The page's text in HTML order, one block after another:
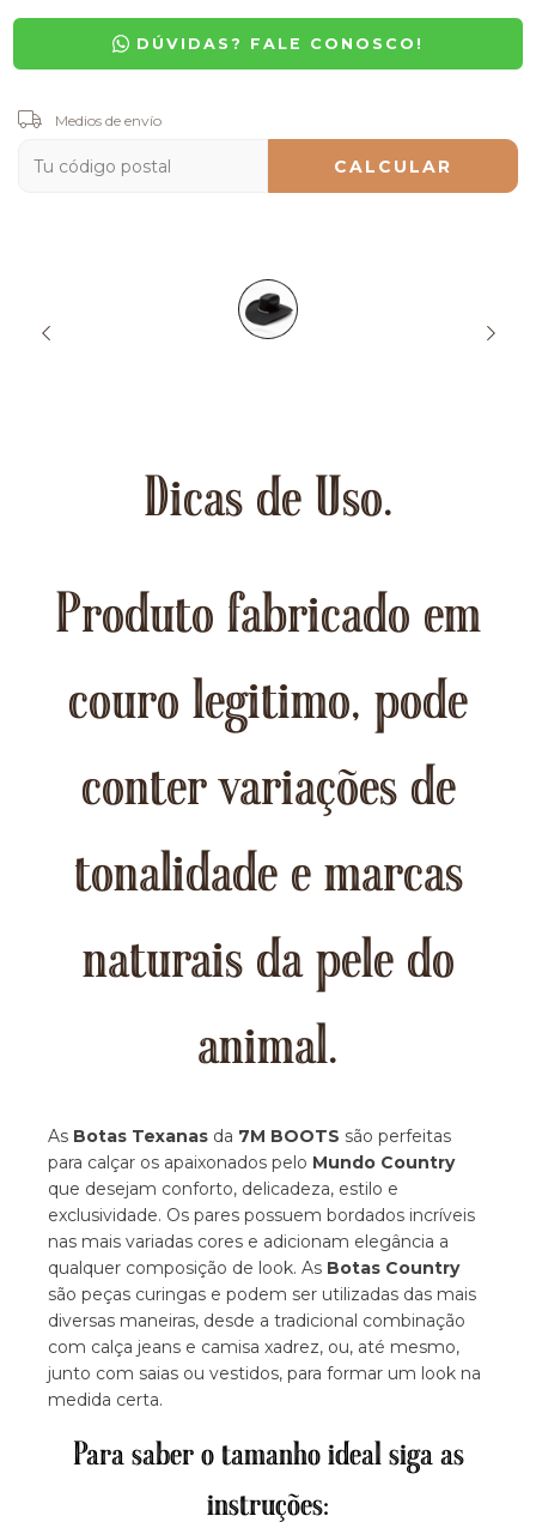
DÚVIDAS? FALE CONOSCO!
Entregas para el CP:
Medios de envío
CALCULAR
Dicas de Uso.
Produto fabricado em
couro legitimo, pode
conter variações de
tonalidade e marcas
naturais da pele do
animal.
As Botas Texanas da 7M BOOTS são perfeitas
para calçar os apaixonados pelo Mundo Country
que desejam conforto, delicadeza, estilo e
exclusividade. Os pares possuem bordados incríveis
nas mais variadas cores e adicionam elegância a
qualquer composição de look. As Botas Country
são peças curingas e podem ser utilizadas das mais
diversas maneiras, desde a tradicional combinação
com calça jeans e camisa xadrez, ou, até mesmo,
junto com saias ou vestidos, para formar um look na
medida certa.
Para saber o tamanho ideal siga as
instruções: